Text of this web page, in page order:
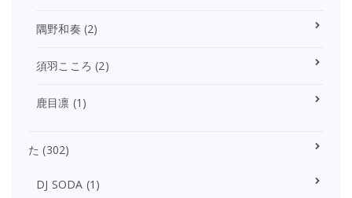
隅野和奏 (2)
須羽こころ (2)
鹿目凛 (1)
た (302)
DJ SODA (1)